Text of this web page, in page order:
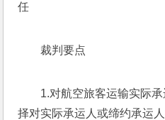
任
裁判要点
1.对航空旅客运输实际
择对实际承运人或缔约承运